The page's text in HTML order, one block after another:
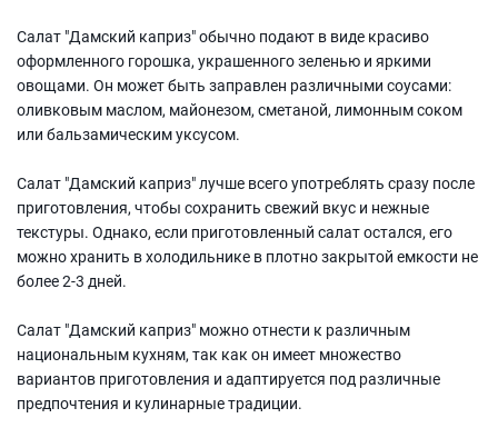
Салат "Дамский каприз" обычно подают в виде красиво
оформленного горошка, украшенного зеленью и яркими
овощами. Он может быть заправлен различными соусами:
оливковым маслом, майонезом, сметаной, лимонным соком
или бальзамическим уксусом.
Салат "Дамский каприз" лучше всего употреблять сразу после
приготовления, чтобы сохранить свежий вкус и нежные
текстуры. Однако, если приготовленный салат остался, его
можно хранить в холодильнике в плотно закрытой емкости не
более 2-3 дней.
Салат "Дамский каприз" можно отнести к различным
национальным кухням, так как он имеет множество
вариантов приготовления и адаптируется под различные
предпочтения и кулинарные традиции.